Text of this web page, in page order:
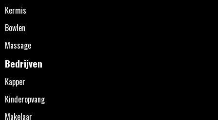
Kermis
Bowlen
Massage
Bedrijven
Kapper
Kinderopvang
Makelaar